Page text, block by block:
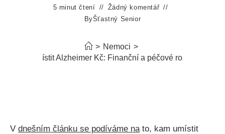
5 minut čtení
Žádný komentář
ByŠťastný Senior
> Nemoci >
Kam umístit Alzheimer Kč: Finanční a péčové rozhodnutí
V dnešním článku se podíváme na to, kam umístit